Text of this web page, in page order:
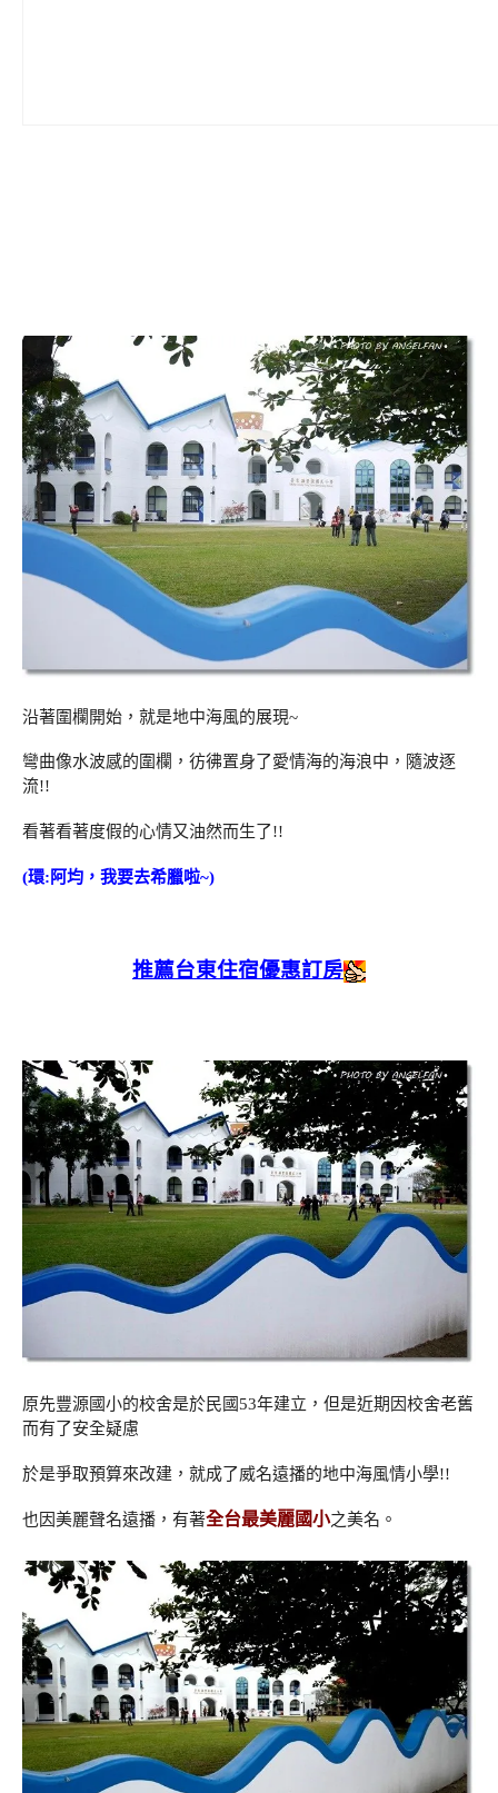
沿著圍欄開始，就是地中海風的展現~
彎曲像水波感的圍欄，彷彿置身了愛情海的海浪中，隨波逐
流!!
看著看著度假的心情又油然而生了!!
(環:阿均，我要去希臘啦~)
推薦台東住宿優惠訂房
原先豐源國小的校舍是於民國53年建立，但是近期因校舍老舊
而有了安全疑慮
於是爭取預算來改建，就成了威名遠播的地中海風情小學!!
也因美麗聲名遠播，有著全台最美麗國小之美名。